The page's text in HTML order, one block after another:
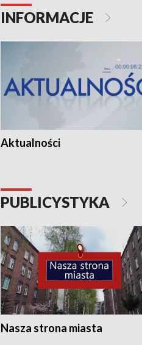
INFORMACJE
Aktualności
PUBLICYSTYKA
Nasza strona miasta